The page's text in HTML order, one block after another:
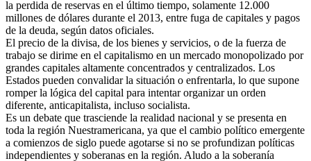
la perdida de reservas en el último tiempo, solamente 12.000
millones de dólares durante el 2013, entre fuga de capitales y pagos
de la deuda, según datos oficiales.
El precio de la divisa, de los bienes y servicios, o de la fuerza de
trabajo se dirime en el capitalismo en un mercado monopolizado por
grandes capitales altamente concentrados y centralizados. Los
Estados pueden convalidar la situación o enfrentarla, lo que supone
romper la lógica del capital para intentar organizar un orden
diferente, anticapitalista, incluso socialista.
Es un debate que trasciende la realidad nacional y se presenta en
toda la región Nuestramericana, ya que el cambio político emergente
a comienzos de siglo puede agotarse si no se profundizan políticas
independientes y soberanas en la región. Aludo a la soberanía